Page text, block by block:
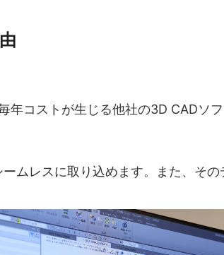
コストが生じる他社の3D CADソ
ムレスに取り込めます。また、そ